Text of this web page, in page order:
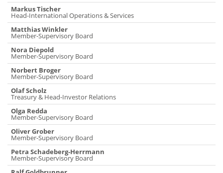
Markus Tischer
Head-International Operations & Services
Matthias Winkler
Member-Supervisory Board
Nora Diepold
Member-Supervisory Board
Norbert Broger
Member-Supervisory Board
Olaf Scholz
Treasury & Head-Investor Relations
Olga Redda
Member-Supervisory Board
Oliver Grober
Member-Supervisory Board
Petra Schadeberg-Herrmann
Member-Supervisory Board